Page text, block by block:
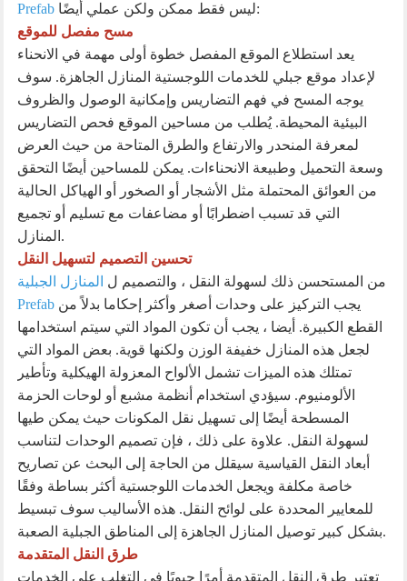
Prefab
ليس فقط ممكن ولكن عملي أيضًا:
مسح مفصل للموقع
يعد استطلاع الموقع المفصل خطوة أولى مهمة في الانحناء
لإعداد موقع جبلي للخدمات اللوجستية المنازل الجاهزة. سوف
يوجه المسح في فهم التضاريس وإمكانية الوصول والظروف
البيئية المحيطة. يُطلب من مساحين الموقع فحص التضاريس
لمعرفة المنحدر والارتفاع والطرق المتاحة من حيث العرض
وسعة التحميل وطبيعة الانحناءات. يمكن للمساحين أيضًا التحقق
من العوائق المحتملة مثل الأشجار أو الصخور أو الهياكل الحالية
التي قد تسبب اضطرابًا أو مضاعفات مع تسليم أو تجميع
المنازل.
تحسين التصميم لتسهيل النقل
من المستحسن ذلك لسهولة النقل ، والتصميم ل المنازل الجبلية
Prefab يجب التركيز على وحدات أصغر وأكثر إحكاما بدلاً من
القطع الكبيرة. أيضا ، يجب أن تكون المواد التي سيتم استخدامها
لجعل هذه المنازل خفيفة الوزن ولكنها قوية. بعض المواد التي
تمتلك هذه الميزات تشمل الألواح المعزولة الهيكلية وتأطير
الألومنيوم. سيؤدي استخدام أنظمة مشبع أو لوحات الحزمة
المسطحة أيضًا إلى تسهيل نقل المكونات حيث يمكن طيها
لسهولة النقل. علاوة على ذلك ، فإن تصميم الوحدات لتناسب
أبعاد النقل القياسية سيقلل من الحاجة إلى البحث عن تصاريح
خاصة مكلفة ويجعل الخدمات اللوجستية أكثر بساطة وفقًا
للمعايير المحددة على لوائح النقل. هذه الأساليب سوف تبسيط
بشكل كبير توصيل المنازل الجاهزة إلى المناطق الجبلية الصعبة.
طرق النقل المتقدمة
تعتبر طرق النقل المتقدمة أمرًا حيويًا في التغلب على الخدمات